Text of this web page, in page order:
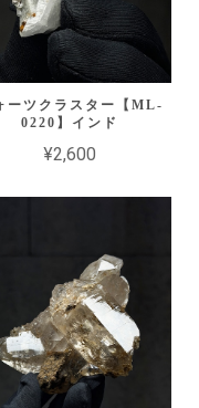
ーツクラスター【ML-
0220】インド
¥2,600